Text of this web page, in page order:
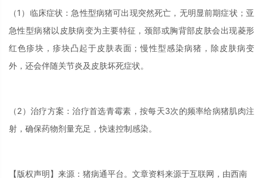
（1）临床症状：急性型病猪可出现突然死亡，无明显前期症状；亚
急性型病猪以皮肤病变为主要特征，颈部或胸背部皮肤会出现菱形
红色疹块，疹块凸起于皮肤表面；慢性型感染病猪，除皮肤病变
外，还会伴随关节炎及皮肤坏死症状。
（2）治疗方案：治疗首选青霉素，按每天3次的频率给病猪肌肉注
射，确保药物剂量充足，快速控制感染。
【版权声明】来源：猪病通平台。文章资料来源于互联网，由西南